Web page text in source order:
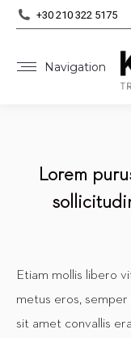
+30 210 322 5175
Navigation
Lorem
Etiam mollis libero
metus eros,
sit amet convallis